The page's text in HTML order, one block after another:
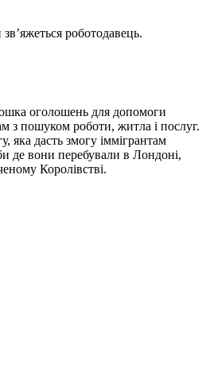
роботодавець.
оголошень для допомоги
з пошуком роботи, житла і послуг.
яка дасть змогу іммігрантам
де вони перебували в Лондоні,
Королівстві.